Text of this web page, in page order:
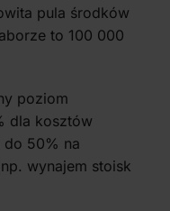
pula środków
to 100 000
poziom
dla kosztów
do 50% na
wynajem stoisk